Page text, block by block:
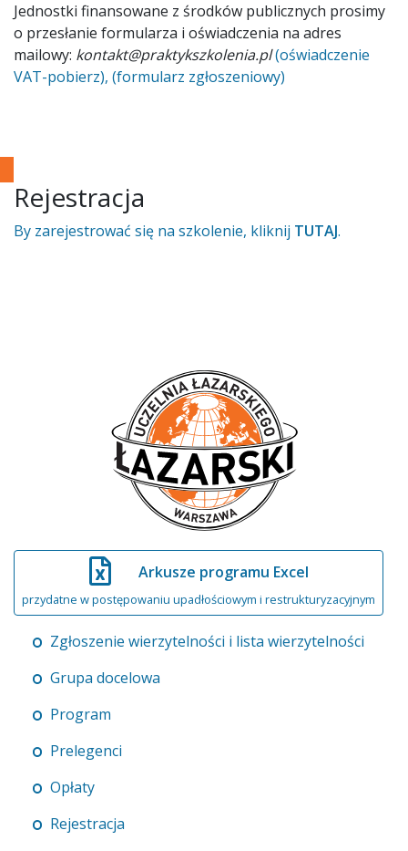
Jednostki finansowane z środków publicznych prosimy
o przesłanie formularza i oświadczenia na adres
mailowy: kontakt@praktykszkolenia.pl(oświadczenie
VAT-pobierz), (formularz zgłoszeniowy)
Rejestracja
By zarejestrować się na szkolenie, kliknij TUTAJ.
Arkusze programu Excel
przydatne w postępowaniu upadłościowym i restrukturyzacyjnym
Zgłoszenie wierzytelności i lista wierzytelności
Grupa docelowa
Program
Prelegenci
Opłaty
Rejestracja